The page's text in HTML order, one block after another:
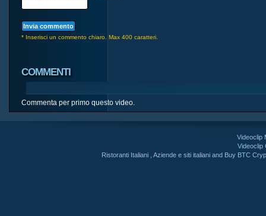
* Inserisci un commento chiaro. Max 400 caratteri.
COMMENTI
Commenta per primo questo video.
Videoclip
Videoclip
Ristoranti Italiani ,Aziende e siti italiani and Buy BTC